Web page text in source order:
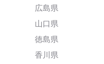
広島県
山口県
徳島県
香川県